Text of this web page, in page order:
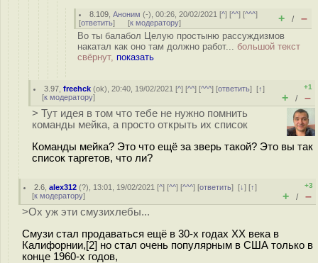
8.109 ,Аноним (-), 00:26, 20/02/2021 [^] [^^] [^^^]
[ответить] [к модератору] + / –
Во ты балабол Целую простыню рассуждизмов
накатал как оно там должно работ... большой текст
свёрнут, показать
3.97 ,freehck (ok), 20:40, 19/02/2021 [^] [^^] [^^^] [ответить][↑]
[к модератору]
+1
+ / –
> Тут идея в том что тебе не нужно помнить
команды мейка, а просто открыть их список
Команды мейка? Это что ещё за зверь такой? Это вы так
список таргетов, что ли?
2.6 ,alex312 (?), 13:01, 19/02/2021 [^] [^^] [^^^] [ответить][↓] [↑]
[к модератору]
+3
+ / –
>Ох уж эти смузихлебы...
Смузи стал продаваться ещё в 30-х годах ХХ века в
Калифорнии,[2] но стал очень популярным в США только в
конце 1960-х годов,